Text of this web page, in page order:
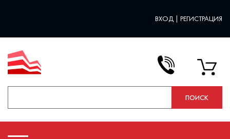
ВХОД | РЕГИСТРАЦИЯ